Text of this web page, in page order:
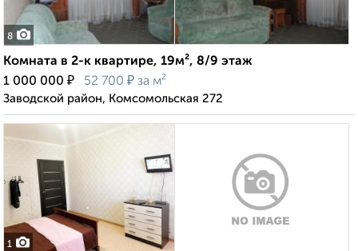
8
Комната в 2-к квартире, 19м², 8/9 этаж
1 000 000 ₽ 52 700 ₽ за м²
Заводской район, Комсомольская 272
1